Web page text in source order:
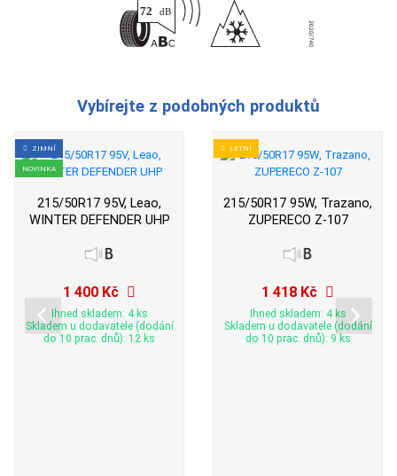
Vybírejte z podobných produktů
ZIMNÍ
NOVINKA
215/50R17 95V, Leao,
WINTER DEFENDER UHP
1 400 Kč
Ihned skladem: 4 ks
Skladem u dodavatele (dodání
do 10 prac. dnů): 12 ks
LETNÍ
215/50R17 95W, Trazano,
ZUPERECO Z-107
1 418 Kč
Ihned skladem: 4 ks
Skladem u dodavatele (dodání
do 10 prac. dnů): 9 ks